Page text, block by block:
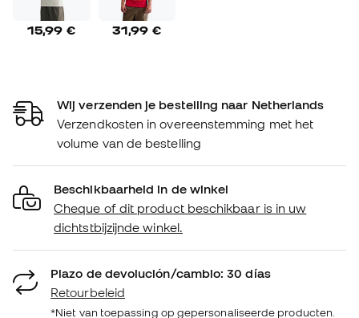
15,99 € 31,99 €
Wij verzenden je bestelling naar Netherlands
Verzendkosten in overeenstemming met het
volume van de bestelling
Beschikbaarheid in de winkel
Cheque of dit product beschikbaar is in uw
dichtstbijzijnde winkel.
Plazo de devolución/cambio: 30 días
Retourbeleid
*Niet van toepassing op gepersonaliseerde producten.